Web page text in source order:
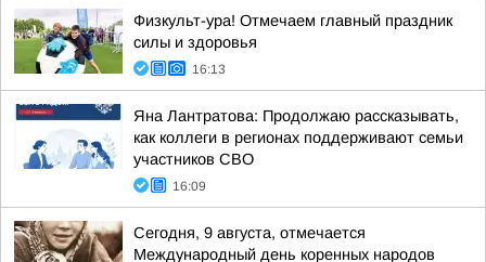
Физкульт-ура! Отмечаем главный праздник
силы и здоровья
16:13
Яна Лантратова: Продолжаю рассказывать,
как коллеги в регионах поддерживают семьи
участников СВО
16:09
Сегодня, 9 августа, отмечается
Международный день коренных народов